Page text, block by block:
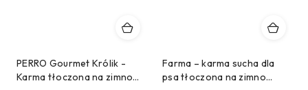
PERRO Gourmet Królik -
Karma tłoczona na zimno
Farma – karma sucha dla
psa tłoczona na zimno